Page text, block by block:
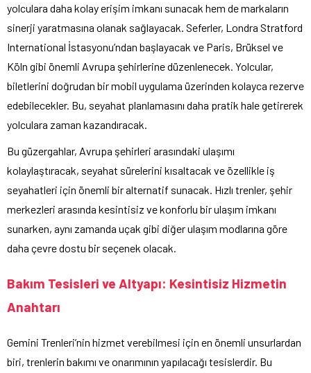
yolculara daha kolay erişim imkanı sunacak hem de markaların
sinerji yaratmasına olanak sağlayacak. Seferler, Londra Stratford
International İstasyonu’ndan başlayacak ve Paris, Brüksel ve
Köln gibi önemli Avrupa şehirlerine düzenlenecek. Yolcular,
biletlerini doğrudan bir mobil uygulama üzerinden kolayca rezerve
edebilecekler. Bu, seyahat planlamasını daha pratik hale getirerek
yolculara zaman kazandıracak.
Bu güzergahlar, Avrupa şehirleri arasındaki ulaşımı
kolaylaştıracak, seyahat sürelerini kısaltacak ve özellikle iş
seyahatleri için önemli bir alternatif sunacak. Hızlı trenler, şehir
merkezleri arasında kesintisiz ve konforlu bir ulaşım imkanı
sunarken, aynı zamanda uçak gibi diğer ulaşım modlarına göre
daha çevre dostu bir seçenek olacak.
Bakım Tesisleri ve Altyapı: Kesintisiz Hizmetin
Anahtarı
Gemini Trenleri’nin hizmet verebilmesi için en önemli unsurlardan
biri, trenlerin bakımı ve onarımının yapılacağı tesislerdir. Bu